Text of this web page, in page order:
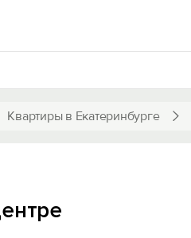
Квартиры в Екатеринбурге